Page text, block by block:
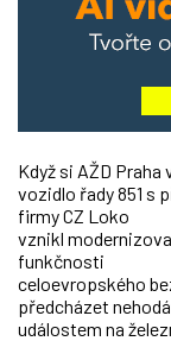
Když si AŽD Praha
vozidlo řady 851 s
firmy CZ Loko
vznikl
funkčnosti
celoevropského
předcházet
událostem na